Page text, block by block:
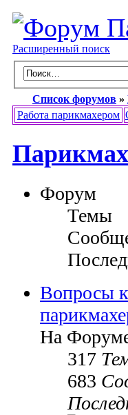
Расширенный поиск
Список форумов »
Работа парикмахером
Форум
Темы
Вопросы
На
317
683